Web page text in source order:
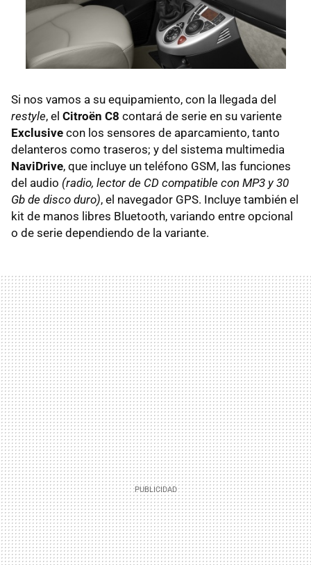
Si nos vamos a su equipamiento, con la llegada del
restyle, el Citroën C8 contará de serie en su variente
Exclusive con los sensores de aparcamiento, tanto
delanteros como traseros; y del sistema multimedia
NaviDrive, que incluye un teléfono GSM, las funciones
del audio (radio, lector de CD compatible con MP3 y 30
Gb de disco duro), el navegador GPS. Incluye también el
kit de manos libres Bluetooth, variando entre opcional
o de serie dependiendo de la variante.